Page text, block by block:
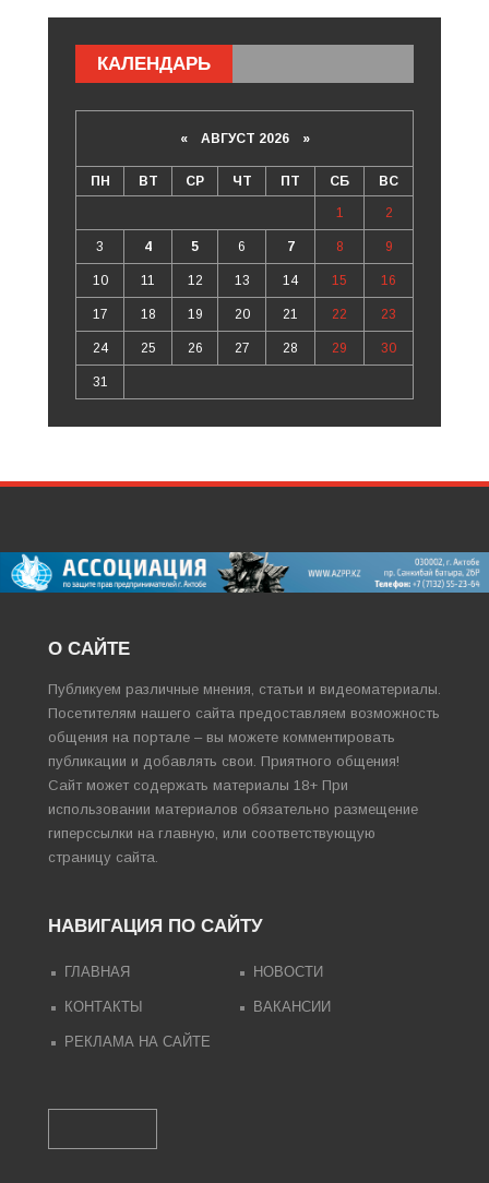
КАЛЕНДАРЬ
«АВГУСТ 2026 »
ПН ВТ СР ЧТ ПТ СБ ВС
1 2
3 4 5 6 7 8 9
10 11 12 13 14 15 16
17 18 19 20 21 22 23
24 25 26 27 28 29 30
31
О САЙТЕ
Публикуем различные мнения, статьи и видеоматериалы.
Посетителям нашего сайта предоставляем возможность
общения на портале – вы можете комментировать
публикации и добавлять свои. Приятного общения!
Сайт может содержать материалы 18+ При
использовании материалов обязательно размещение
гиперссылки на главную, или соответствующую
страницу сайта.
НАВИГАЦИЯ ПО САЙТУ
ГЛАВНАЯ НОВОСТИ
КОНТАКТЫ ВАКАНСИИ
РЕКЛАМА НА САЙТЕ